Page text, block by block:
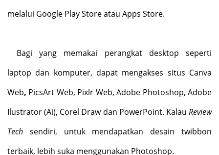
melalui Google Play Store atau Apps Store.
Bagi yang memakai perangkat desktop seperti
laptop dan komputer, dapat mengakses situs Canva
Web, PicsArt Web, Pixlr Web, Adobe Photoshop, Adobe
Ilustrator (Ai), Corel Draw dan PowerPoint. Kalau Review
Tech sendiri, untuk mendapatkan desain twibbon
terbaik, lebih suka menggunakan Photoshop.